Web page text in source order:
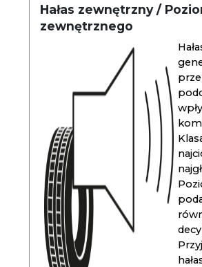
Hałas zewnętrzny /
zewnętrznego